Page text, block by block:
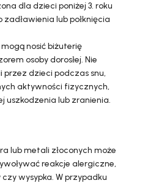
dla dzieci poniżej 3. roku
lub połknięcia
nosić biżuterię
osoby dorosłej. Nie
przez dzieci podczas snu,
aktywności fizycznych,
uszkodzenia lub zranienia.
lub metali złoconych może
reakcje alergiczne,
wysypka. W przypadku